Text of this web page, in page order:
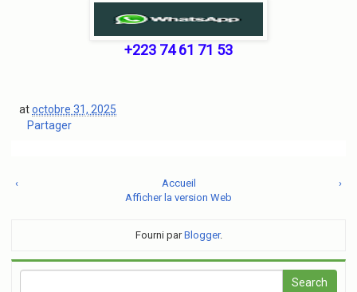
+223 74 61 71 53
atoctobre 31, 2025
Partager
‹ ›
Accueil
Afficher la version Web
Fourni parBlogger.